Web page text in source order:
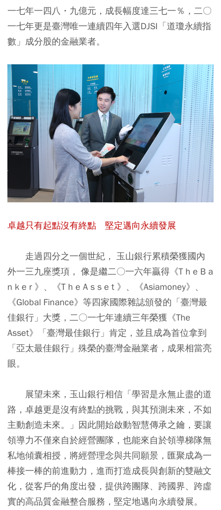
一七年一四八・九億元，成長幅度達三七一％，二〇
一七年更是臺灣唯一連續四年入選DJSI「道瓊永續指
數」成分股的金融業者。
卓越只有起點沒有終點 堅定邁向永續發展
走過四分之一個世紀， 玉山銀行累積榮獲國內
外一三九座獎項， 像是繼二〇一六年贏得《T h e B a
n k e r 》、《T h e A s s e t 》、《Asiamoney》、
《Global Finance》等四家國際雜誌頒發的「臺灣最
佳銀行」大獎，二〇一七年連續三年榮獲《The
Asset》「臺灣最佳銀行」肯定，並且成為首位拿到
「亞太最佳銀行」殊榮的臺灣金融業者，成果相當亮
眼。
展望未來，玉山銀行相信「學習是永無止盡的道
路，卓越更是沒有終點的挑戰，與其預測未來，不如
主動創造未來。」因此開始啟動智慧傳承之鑰，要讓
領導力不僅來自於經營團隊，也能來自於領導梯隊無
私地傾囊相授，將經營理念與共同願景，匯聚成為一
棒接一棒的前進動力，進而打造成長與創新的雙融文
化，從客戶的角度出發，提供跨團隊、跨國界、跨虛
實的高品質金融整合服務，堅定地邁向永續發展。